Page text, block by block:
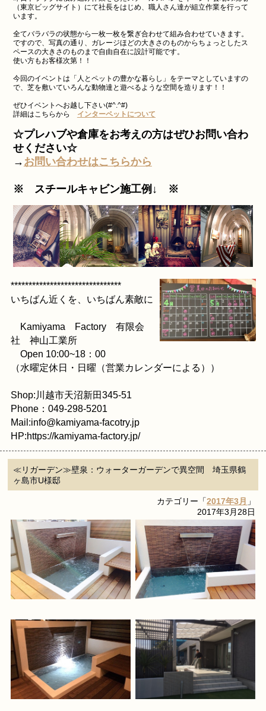
（東京ビッグサイト）にて社長をはじめ、職人さん達が組立作業を行って
います。
全てバラバラの状態から一枚一枚を繋ぎ合わせて組み合わせていきます。
ですので、写真の通り、ガレージほどの大きさのものからちょっとしたス
ペースの大きさのものまで自由自在に設計可能です。
使い方もお客様次第！！
今回のイベントは「人とペットの豊かな暮らし」をテーマとしていますの
で、芝を敷いていろんな動物達と遊べるような空間を造ります！！
ぜひイベントへお越し下さい(#^.^#)
詳細はこちらから インターペットについて
☆プレハブや倉庫をお考えの方はぜひお問い合わ
せください☆
→ お問い合わせはこちらから
※ スチールキャビン施工例↓ ※
*******************************
いちばん近くを、いちばん素敵に
Kamiyama Factory 有限会
社 神山工業所
Open 10:00~18：00
（水曜定休日・日曜（営業カレンダーによる））
Shop:川越市天沼新田345-51
Phone：049-298-5201
Mail:info@kamiyama-facotry.jp
HP:https://kamiyama-factory.jp/
≪リガーデン≫壁泉：ウォーターガーデンで異空間 埼玉県鶴
ヶ島市U様邸
カテゴリー「2017年3月 」
2017年3月28日